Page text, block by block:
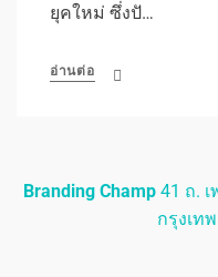
ยุคใหม่ ซึ่งปั…
อ่านต่อ
Branding Champ 41 ถ.
กรุงเท